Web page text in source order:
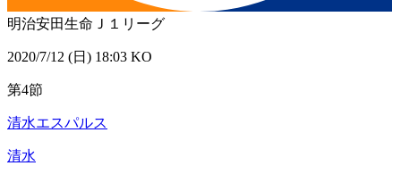
明治安田生命Ｊ１リーグ
2020/7/12 (日) 18:03 KO
第4節
清水エスパルス
清水